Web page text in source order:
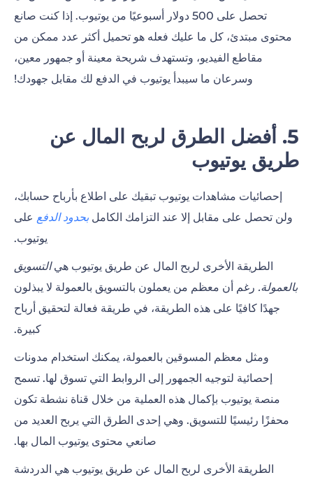
تحصل على 500 دولار أسبوعيًا من يوتيوب. إذا كنت صانع
محتوى مبتدئ، كل ما عليك فعله هو تحميل أكثر عدد ممكن من
مقاطع الفيديو، وتستهدف شريحة معينة أو جمهور معين،
وسرعان ما سيبدأ يوتيوب في الدفع لك مقابل جهودك!
5. أفضل الطرق لربح المال عن
طريق يوتيوب
إحصائيات مشاهدات يوتيوب تبقيك على اطلاع بأرباح حسابك،
ولن تحصل على مقابل إلا عند التزامك الكامل بحدود الدفع على
يوتيوب.
الطريقة الأخرى لربح المال عن طريق يوتيوب هيالتسويق
بالعمولة. رغم أن معظم من يعملون بالتسويق بالعمولة لا يبذلون
جهدًا كافيًا على هذه الطريقة، في طريقة فعالة لتحقيق أرباح
كبيرة.
ومثل معظم المسوقين بالعمولة، يمكنك استخدام مدونات
إحصائية لتوجيه الجمهور إلى الروابط التي تسوق لها. تسمح
منصة يوتيوب بإكمال هذه العملية من خلال قناة نشطة تكون
محفزًا رئيسيًا للتسويق. وهي إحدى الطرق التي يربح العديد من
صانعي محتوى يوتيوب المال بها.
الطريقة الأخرى لربح المال عن طريق يوتيوب هي الدردشة